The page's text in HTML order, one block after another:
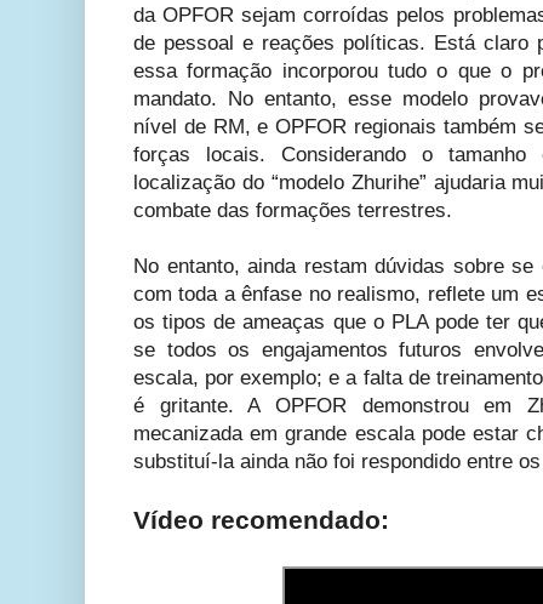
da OPFOR sejam corroídas pelos
de pessoal e reações políticas. Está claro
essa formação incorporou tudo o que o
mandato. No entanto, esse modelo
nível de RM, e OPFOR regionais também
forças locais. Considerando o
localização do “modelo Zhurihe” ajudaria
combate das formações terrestres.
No entanto, ainda restam dúvidas sobre
com toda a ênfase no realismo, reflete um
os tipos de ameaças que o PLA pode ter
se todos os engajamentos futuros
escala, por exemplo; e a falta de
é gritante. A OPFOR demonstrou em
mecanizada em grande escala pode estar
substituí-la ainda não foi respondido entre
Vídeo recomendado: